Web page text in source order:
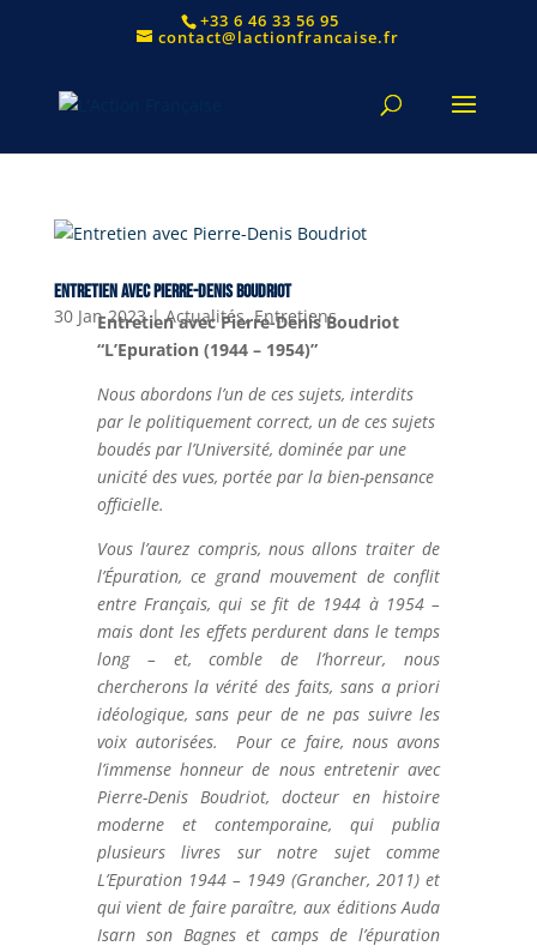
+33 6 46 33 56 95
contact@lactionfrancaise.fr
Entretien avec Pierre-Denis Boudriot
30 Jan 2023|Actualités,Entretiens
Entretien avec Pierre-Denis Boudriot
“L’Epuration (1944 – 1954)”
Nous abordons l’un de ces sujets, interdits
par le politiquement correct, un de ces sujets
boudés par l’Université, dominée par une
unicité des vues, portée par la bien-pensance
officielle.
Vous l’aurez compris, nous allons traiter de
l’Épuration, ce grand mouvement de conflit
entre Français, qui se fit de 1944 à 1954 –
mais dont les effets perdurent dans le temps
long – et, comble de l’horreur, nous
chercherons la vérité des faits, sans a priori
idéologique, sans peur de ne pas suivre les
voix autorisées. Pour ce faire, nous avons
l’immense honneur de nous entretenir avec
Pierre-Denis Boudriot, docteur en histoire
moderne et contemporaine, qui publia
plusieurs livres sur notre sujet comme
L’Epuration 1944 – 1949 (Grancher, 2011) et
qui vient de faire paraître, aux éditions Auda
Isarn son Bagnes et camps de l’épuration